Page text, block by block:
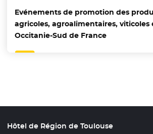
Evénements de promotion des
agricoles, agroalimentaires, viticoles
Occitanie-Sud de France
Hôtel de Région de Toulouse